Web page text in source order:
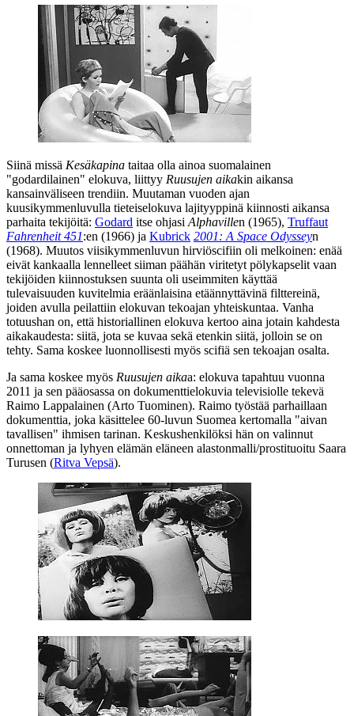
Siinä missä Kesäkapina taitaa olla ainoa suomalainen
"godardilainen" elokuva, liittyy Ruusujen aikakin aikansa
kansainväliseen trendiin. Muutaman vuoden ajan
kuusikymmenluvulla tieteiselokuva lajityyppinä kiinnosti aikansa
parhaita tekijöitä: Godard itse ohjasi Alphavillen (1965), Truffaut
Fahrenheit 451:en (1966) ja Kubrick 2001: A Space Odysseyn
(1968). Muutos viisikymmenluvun hirviöscifiin oli melkoinen: enää
eivät kankaalla lennelleet siiman päähän viritetyt pölykapselit vaan
tekijöiden kiinnostuksen suunta oli useimmiten käyttää
tulevaisuuden kuvitelmia eräänlaisina etäännyttävinä filttereinä,
joiden avulla peilattiin elokuvan tekoajan yhteiskuntaa. Vanha
totuushan on, että historiallinen elokuva kertoo aina jotain kahdesta
aikakaudesta: siitä, jota se kuvaa sekä etenkin siitä, jolloin se on
tehty. Sama koskee luonnollisesti myös scifiä sen tekoajan osalta.
Ja sama koskee myös Ruusujen aikaa: elokuva tapahtuu vuonna
2011 ja sen pääosassa on dokumenttielokuvia televisiolle tekevä
Raimo Lappalainen (Arto Tuominen). Raimo työstää parhaillaan
dokumenttia, joka käsittelee 60‑luvun Suomea kertomalla "aivan
tavallisen" ihmisen tarinan. Keskushenkilöksi hän on valinnut
onnettoman ja lyhyen elämän eläneen alastonmalli/prostituoitu Saara
Turusen (Ritva Vepsä).